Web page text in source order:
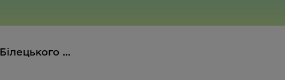
Мирослава Білецького відзначил...